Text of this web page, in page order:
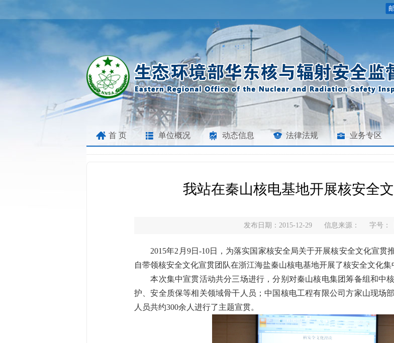
首 页 单位概况 动态信息 法律法规 业务专区
我站在秦山核电基地开展核安全
发布日期：2015-12-29 信息来源： 字号：
2015年2月9日-10日，为落实国家核安全局关于开展核安全文化宣贯
自带领核安全文化宣贯团队在浙江海盐秦山核电基地开展了核安全文化集
本次集中宣贯活动共分三场进行，分别对秦山核电集团筹备组和中
护、安全质保等相关领域骨干人员；中国核电工程有限公司方家山现场
人员共约300余人进行了主题宣贯。